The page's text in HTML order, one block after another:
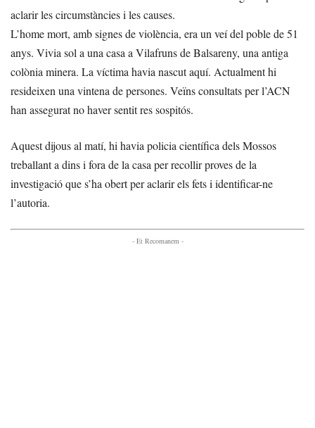
aclarir les circumstàncies i les causes.
L’home mort, amb signes de violència, era un veí del poble de 51
anys. Vivia sol a una casa a Vilafruns de Balsareny, una antiga
colònia minera. La víctima havia nascut aquí. Actualment hi
resideixen una vintena de persones. Veïns consultats per l’ACN
han assegurat no haver sentit res sospitós.
Aquest dijous al matí, hi havia policia científica dels Mossos
treballant a dins i fora de la casa per recollir proves de la
investigació que s’ha obert per aclarir els fets i identificar-ne
l’autoria.
- Et Recomanem -